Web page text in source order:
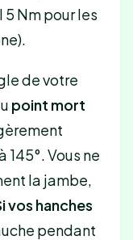
Nm pour les
de votre
point mort
145°. Vous ne
la jambe,
vos hanches
pendant